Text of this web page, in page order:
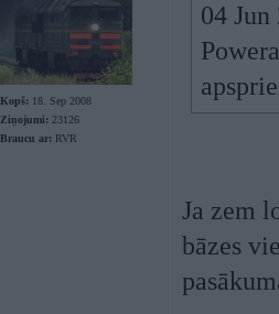
Kopš: 18. Sep 2008
Ziņojumi: 23126
Braucu ar: RVR
04
Ja zem
bāzes